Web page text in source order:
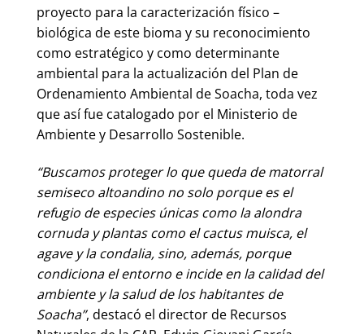
proyecto para la caracterización físico –
biológica de este bioma y su reconocimiento
como estratégico y como determinante
ambiental para la actualización del Plan de
Ordenamiento Ambiental de Soacha, toda vez
que así fue catalogado por el Ministerio de
Ambiente y Desarrollo Sostenible.
“Buscamos proteger lo que queda de matorral
semiseco altoandino no solo porque es el
refugio de especies únicas como la alondra
cornuda y plantas como el cactus muisca, el
agave y la condalia, sino, además, porque
condiciona el entorno e incide en la calidad del
ambiente y la salud de los habitantes de
Soacha”, destacó el director de Recursos